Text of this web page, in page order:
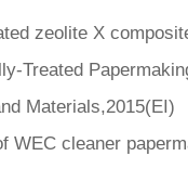
zeolite X
Treated
Materials,2015(EI)
WEC cleaner